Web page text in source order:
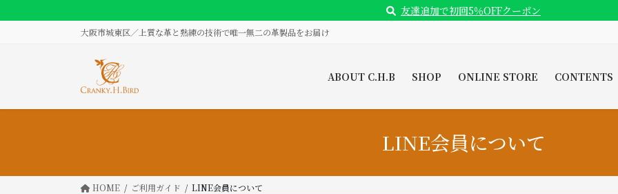
ン
移
ビ
ン
友達追加で初回5％OFFクーポン
大阪市城東区／上質な革と熟練の技術で唯一無二の革製品をお届け
ABOUT C.H.B SHOP ONLINE STORE CONTENTS
LINE会員について
HOME ご利用ガイド LINE会員について